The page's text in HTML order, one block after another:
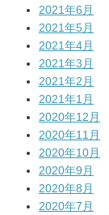
2021年6月
2021年5月
2021年4月
2021年3月
2021年2月
2021年1月
2020年12月
2020年11月
2020年10月
2020年9月
2020年8月
2020年7月